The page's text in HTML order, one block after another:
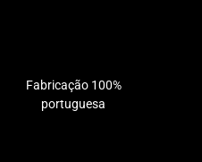
Fabricação 100%
portuguesa